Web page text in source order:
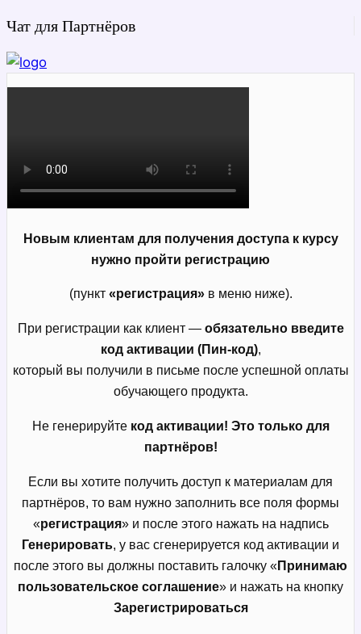
Чат для Партнёров
Новым клиентам для получения доступа к курсу
нужно пройти регистрацию
(пункт «регистрация»в меню ниже).
При регистрации как клиент — обязательно введите
код активации (Пин-код),
который вы получили в письме после успешной оплаты
обучающего продукта.
Не генерируйте код активации! Это только для
партнёров!
Если вы хотите получить доступ к материалам для
партнёров, то вам нужно заполнить все поля формы
«регистрация» и после этого нажать на надпись
Генерировать, у вас сгенерируется код активации и
после этого вы должны поставить галочку «Принимаю
пользовательское соглашение» и нажать на кнопку
Зарегистрироваться